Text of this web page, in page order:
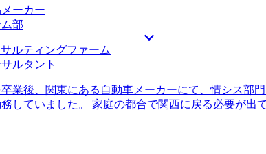
い条件で転職するべく、知見が豊富な方の力をお借
シニアコンサルタント最上位でオファーをいただき
い限りです。 SAPのモジュールに対する知識も非常
ジェントと比較すると圧倒的に見識がある方だなと
広くご支援いただきましたが、特に面接で高い評価
ッチアップが必要な点などを網羅的に教えて頂け
面接対策ができ、納得のいく転職活動に繋がった
ルだけではなくチームマネジメントのスキルをしっか
ーカー
部
ルティングファーム
ルタント
業後、関東にある自動車メーカーにて、情シス部
していました。 家庭の都合で関西に戻る必要が出
なりました。年齢的には厳しいかと思っていましたが